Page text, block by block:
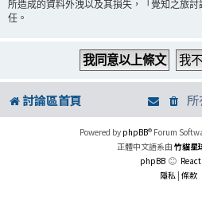
所造成的資料外洩以及其損失，「覺知之旅
任。
討論區首頁
Powered by phpBB® Forum
正體中文語系由 竹貓星
phpBB
隱私 | 條款